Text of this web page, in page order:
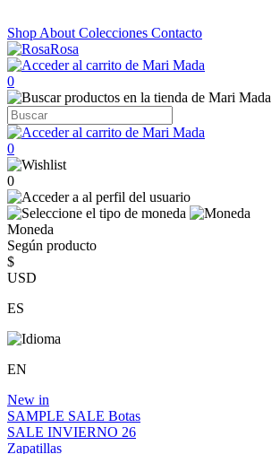
Shop About Colecciones Contacto
0
0
0
Moneda
Según producto
$
USD
ES
EN
New in
SAMPLE SALE Botas
SALE INVIERNO 26
Zapatillas